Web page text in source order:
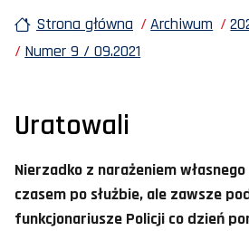
Strona główna Archiwum
Numer 9 / 09.2021
Uratowali
Nierzadko z narażeniem
czasem po służbie, ale zawsze
funkcjonariusze Policji co dzień